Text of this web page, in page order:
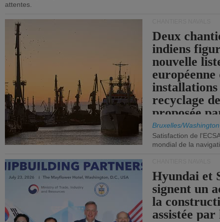
attentes.
Deux
indiens
nouvelle
européenne
installations
recyclage
proposée
Bruxelles/Washington
Satisfaction de
mondial de la
Hyundai et
signent un
la
assistée